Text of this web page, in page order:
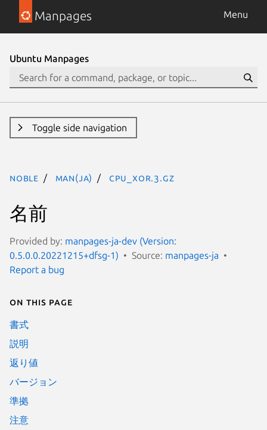
Manpages Menu
Ubuntu Manpages
Toggle side navigation
noble man(ja) CPU_XOR.3.gz
名前
Provided by: manpages-ja-dev (Version:
0.5.0.0.20221215+dfsg-1)
Source: manpages-ja
Report a bug
On this page
書式
説明
返り値
バージョン
準拠
注意